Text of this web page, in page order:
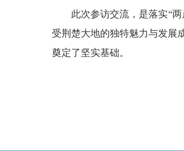
此次参访交流，是落实“
受荆楚大地的独特魅力与发展
奠定了坚实基础。